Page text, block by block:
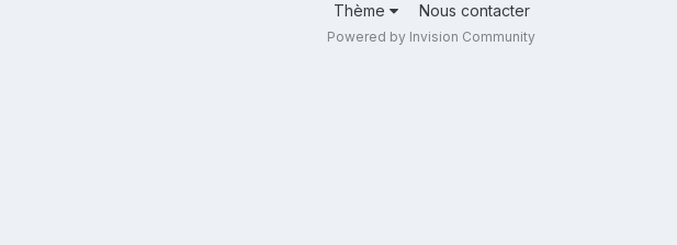
Thème Nous contacter
Powered by Invision Community